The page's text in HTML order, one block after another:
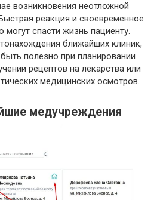
возникновения неотложной
реакция и своевременное
спасти жизнь пациенту.
ближайших клиник,
полезно при планировании
рецептов на лекарства или
медицинских осмотров.
медучреждения